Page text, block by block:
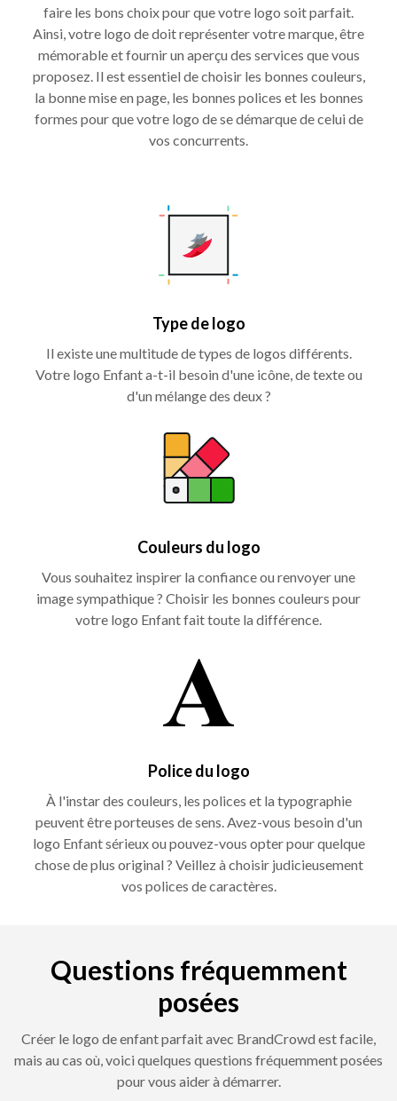
faire les bons choix pour que votre logo soit parfait.
Ainsi, votre logo de doit représenter votre marque, être
mémorable et fournir un aperçu des services que vous
proposez. Il est essentiel de choisir les bonnes couleurs,
la bonne mise en page, les bonnes polices et les bonnes
formes pour que votre logo de se démarque de celui de
vos concurrents.
Type de logo
Il existe une multitude de types de logos différents.
Votre logo Enfant a-t-il besoin d'une icône, de texte ou
d'un mélange des deux ?
Couleurs du logo
Vous souhaitez inspirer la confiance ou renvoyer une
image sympathique ? Choisir les bonnes couleurs pour
votre logo Enfant fait toute la différence.
Police du logo
À l'instar des couleurs, les polices et la typographie
peuvent être porteuses de sens. Avez-vous besoin d'un
logo Enfant sérieux ou pouvez-vous opter pour quelque
chose de plus original ? Veillez à choisir judicieusement
vos polices de caractères.
Questions fréquemment
posées
Créer le logo de enfant parfait avec BrandCrowd est facile,
mais au cas où, voici quelques questions fréquemment posées
pour vous aider à démarrer.